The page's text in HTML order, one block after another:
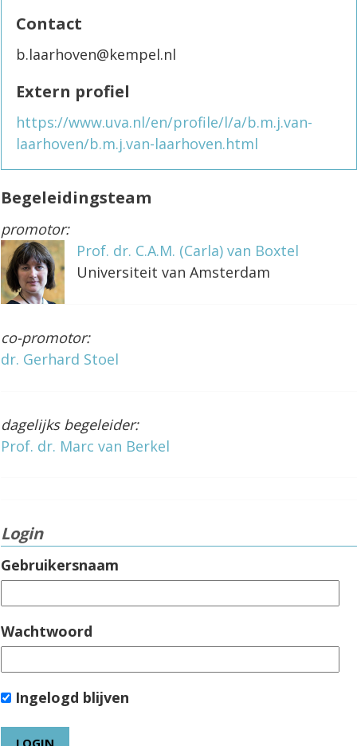
Contact
b.laarhoven@kempel.nl
Extern profiel
https://www.uva.nl/en/profile/l/a/b.m.j.van-
laarhoven/b.m.j.van-laarhoven.html
Begeleidingsteam
promotor:
Prof. dr. C.A.M. (Carla) van Boxtel
Universiteit van Amsterdam
co-promotor:
dr. Gerhard Stoel
dagelijks begeleider:
Prof. dr. Marc van Berkel
Login
Gebruikersnaam
Wachtwoord
Ingelogd blijven